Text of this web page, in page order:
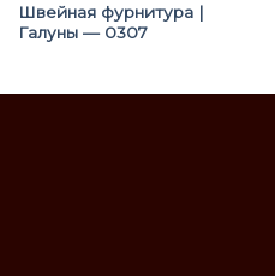
Швейная фурнитура |
Галуны — 0307